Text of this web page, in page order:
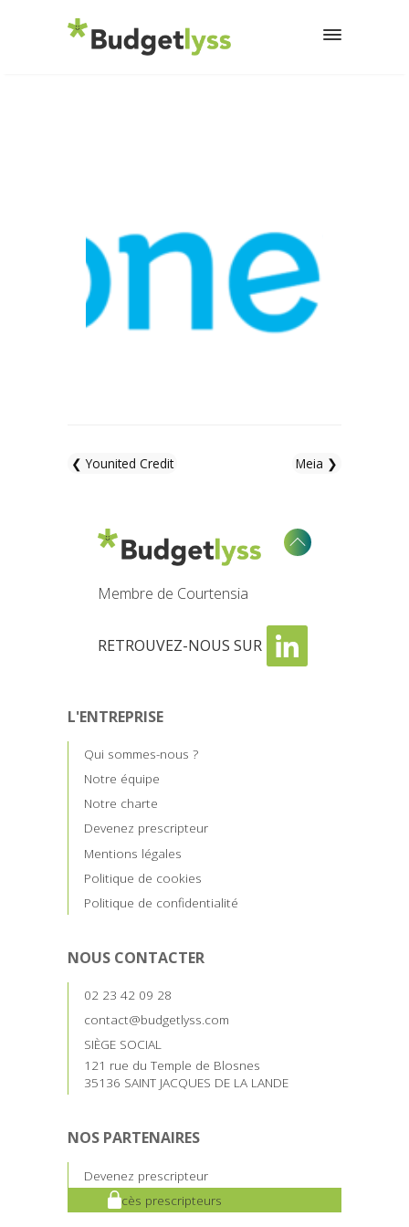
❮ Younited Credit Meia ❯
Membre de Courtensia
RETROUVEZ-NOUS SUR
L'ENTREPRISE
Qui sommes-nous ?
Notre équipe
Notre charte
Devenez prescripteur
Mentions légales
Politique de cookies
Politique de confidentialité
NOUS CONTACTER
02 23 42 09 28
contact@budgetlyss.com
SIÈGE SOCIAL
121 rue du Temple de Blosnes
35136 SAINT JACQUES DE LA LANDE
NOS PARTENAIRES
Devenez prescripteur
Accès prescripteurs